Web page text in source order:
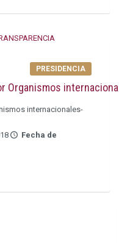
PRESIDENCIA
Organismos
internacionales-
Fecha de